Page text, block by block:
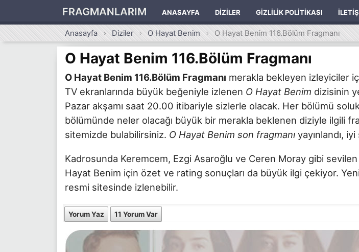
FRAGMANLARIM ANASAYFA DIZILER GIZLILIK POLITIKASI
Anasayfa Diziler O Hayat Benim O Hayat Benim 116.Bölüm Fragmanı
O Hayat Benim 116.Bölüm Fragmanı
O Hayat Benim 116.Bölüm Fragmanı merakla bekleyen izleyiciler
TV ekranlarında büyük beğeniyle izlenen O Hayat Benim dizisinin
Pazar akşamı saat 20.00 itibariyle sizlerle olacak. Her bölümü
bölümünde neler olacağı büyük bir merakla beklenen diziyle ilgili
sitemizde bulabilirsiniz. O Hayat Benim son fragmanı yayınlandı,
Kadrosunda Keremcem, Ezgi Asaroğlu ve Ceren Moray gibi sevilen
Hayat Benim için özet ve rating sonuçları da büyük ilgi çekiyor.
resmi sitesinde izlenebilir.
Yorum Yaz 11 Yorum Var